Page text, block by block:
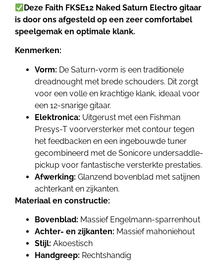
Deze Faith FKSE12 Naked Saturn Electro gitaar
is door ons afgesteld op een zeer comfortabel
speelgemak en optimale klank.
Kenmerken:
Vorm: De Saturn-vorm is een traditionele
dreadnought met brede schouders. Dit zorgt
voor een volle en krachtige klank, ideaal voor
een 12-snarige gitaar.
Elektronica: Uitgerust met een Fishman
Presys-T voorversterker met contour tegen
het feedbacken en een ingebouwde tuner
gecombineerd met de Sonicore undersaddle-
pickup voor fantastische versterkte prestaties.
Afwerking: Glanzend bovenblad met satijnen
achterkant en zijkanten.
Materiaal en constructie:
Bovenblad: Massief Engelmann-sparrenhout
Achter- en zijkanten: Massief mahoniehout
Stijl: Akoestisch
Handgreep: Rechtshandig